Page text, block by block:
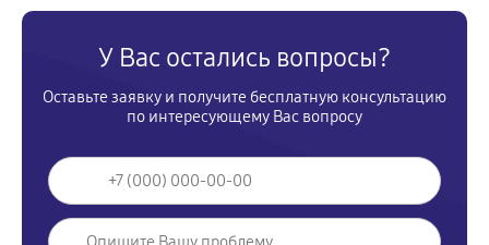
У Вас остались вопросы?
Оставьте заявку и получите бесплатную консультацию
по интересующему Вас вопросу